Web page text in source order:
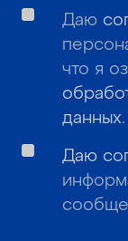
Даю
что я
данных.
Даю